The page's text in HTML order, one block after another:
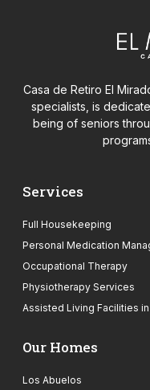
Casa de Retiro El
specialists, is
being of seniors
Services
Full Housekeeping
Personal Medication
Occupational Therapy
Physiotherapy Services
Assisted Living Facilities
Our Homes
Los Abuelos